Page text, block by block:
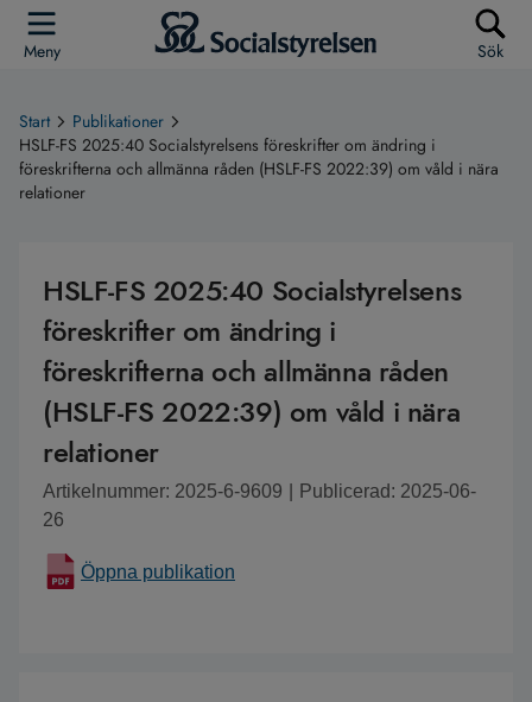
Meny Sök
Start
Publikationer
HSLF-FS 2025:40 Socialstyrelsens föreskrifter om ändring i
föreskrifterna och allmänna råden (HSLF-FS 2022:39) om våld i nära
relationer
HSLF-FS 2025:40 Socialstyrelsens
föreskrifter om ändring i
föreskrifterna och allmänna råden
(HSLF-FS 2022:39) om våld i nära
relationer
Artikelnummer: 2025-6-9609
Publicerad: 2025-06-
26
Öppna publikation